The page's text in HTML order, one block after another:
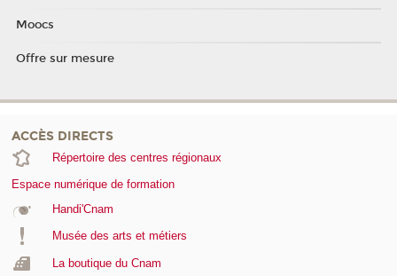
Moocs
Offre sur mesure
ACCÈS DIRECTS
Répertoire des centres régionaux
Espace numérique de formation
Handi'Cnam
Musée des arts et métiers
La boutique du Cnam